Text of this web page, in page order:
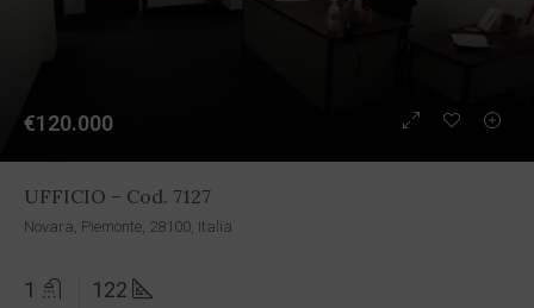
€120.000
UFFICIO – Cod. 7127
Novara, Piemonte, 28100, Italia
1 122